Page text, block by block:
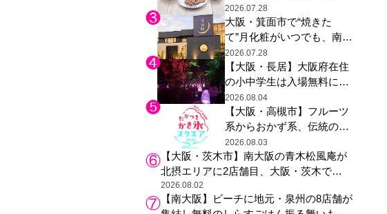
登場、ファンら「8月が待
ち遠しい」と早くから注目
2026.07.28
大阪・箕面市で“焼きた
て”月化粧がいつでも、南大
阪の青木松風庵が北摂エリ
アに初進出
2026.07.28
【大阪・長居】大阪府在住
の小中学生は入場無料に、
チームラボが「夏休みの自
由研究の課題に」と「ボタ
ニカルガーデン 大阪」へ招
待
2026.08.04
【大阪・高槻市】フルーツ
系からおかず系、伝統の天
然氷まで人気店が集結、高
槻阪急スクエアで「かき
氷」祭り
2026.08.03
【大阪・茨木市】南大阪の青木松風庵が
北摂エリアに2店舗目、大阪・茨木で
も“焼きたて”の月化粧が食べられる
2026.08.02
【南大阪】ビーチに地元・泉州の8店舗が